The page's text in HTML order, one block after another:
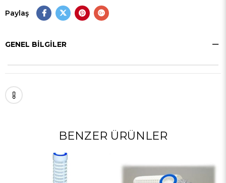
Paylaş
GENEL BILGILER
BENZER ÜRÜNLER